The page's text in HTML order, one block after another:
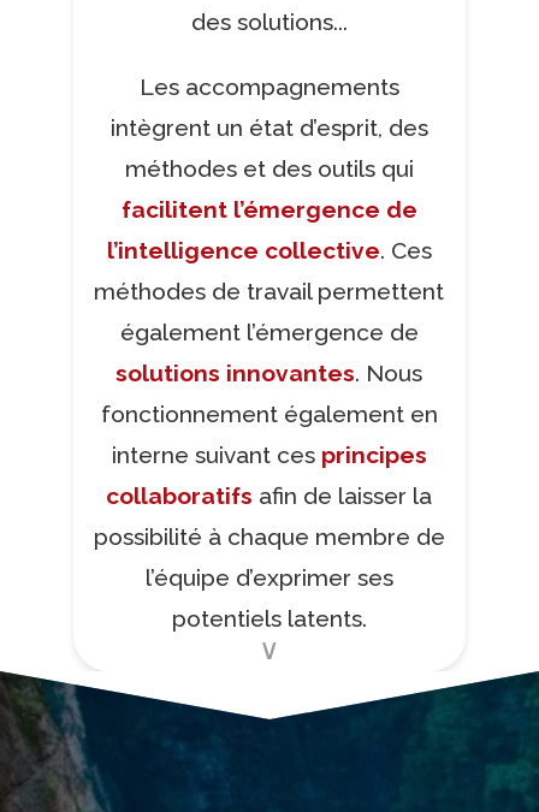
des solutions...
Les accompagnements
intègrent un état d’esprit, des
méthodes et des outils qui
facilitent l’émergence de
l’intelligence collective. Ces
méthodes de travail permettent
également l’émergence de
solutions innovantes. Nous
fonctionnement également en
interne suivant ces principes
collaboratifs afin de laisser la
possibilité à chaque membre de
l’équipe d’exprimer ses
potentiels latents.